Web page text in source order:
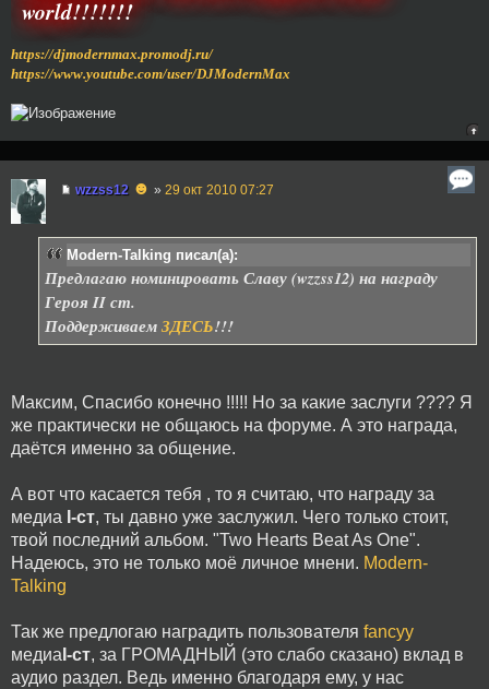
world!!!!!!!
https://djmodernmax.promodj.ru/
https://www.youtube.com/user/DJModernMax
wzzss12 ☻ » 29 окт 2010 07:27
Modern-Talking писал(а):
Предлагаю номинировать Славу (wzzss12) на награду
Героя II ст.
ПоддерживаемЗДЕСЬ!!!
Максим, Спасибо конечно !!!!! Но за какие заслуги ???? Я
же практически не общаюсь на форуме. А это награда,
даётся именно за общение.
А вот что касается тебя , то я считаю, что награду за
медиа I-cт, ты давно уже заслужил. Чего только стоит,
твой последний альбом. "Two Hearts Beat As One".
Надеюсь, это не только моё личное мнени. Modern-
Talking
Так же предлогаю наградить пользователя fancyy
медиа I-cт, за ГРОМАДНЫЙ (это слабо сказано) вклад в
аудио раздел. Ведь именно благодаря ему, у нас